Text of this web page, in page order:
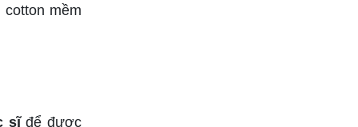
mềm
sĩđể được